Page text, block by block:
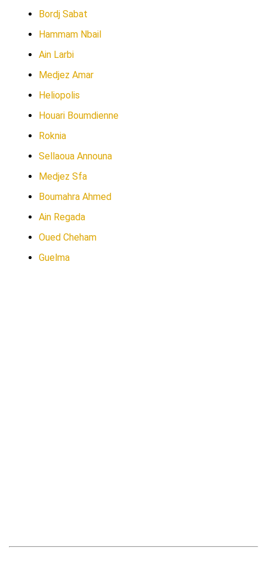
Bordj Sabat
Hammam Nbail
Ain Larbi
Medjez Amar
Heliopolis
Houari Boumdienne
Roknia
Sellaoua Announa
Medjez Sfa
Boumahra Ahmed
Ain Regada
Oued Cheham
Guelma